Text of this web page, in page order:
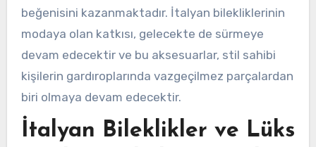
beğenisini kazanmaktadır. İtalyan bilekliklerinin
modaya olan katkısı, gelecekte de sürmeye
devam edecektir ve bu aksesuarlar, stil sahibi
kişilerin gardıroplarında vazgeçilmez parçalardan
biri olmaya devam edecektir.
İtalyan Bileklikler ve Lüks